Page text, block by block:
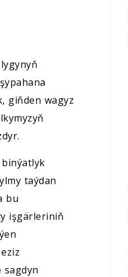
giňden wagyz
taýdan
bu
işgärleriniň